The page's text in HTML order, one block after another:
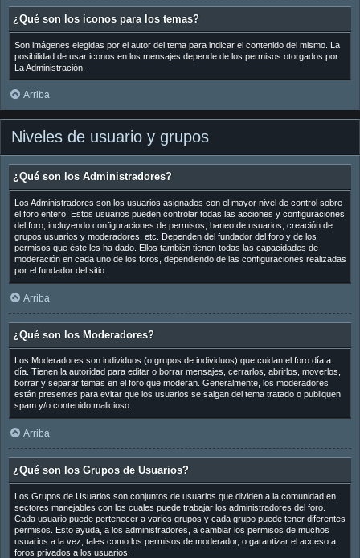
¿Qué son los iconos para los temas?
Son imágenes elegidas por el autor del tema para indicar el contenido del mismo. La
posibilidad de usar iconos en los mensajes depende de los permisos otorgados por
La Administración.
Arriba
Niveles de usuario y grupos
¿Qué son los Administradores?
Los Administradores son los usuarios asignados con el mayor nivel de control sobre
el foro entero. Estos usuarios pueden controlar todas las acciones y configuraciones
del foro, incluyendo configuraciones de permisos, baneo de usuarios, creación de
grupos usuarios y moderadores, etc. Dependen del fundador del foro y de los
permisos que éste les ha dado. Ellos también tienen todas las capacidades de
moderación en cada uno de los foros, dependiendo de las configuraciones realizadas
por el fundador del sitio.
Arriba
¿Qué son los Moderadores?
Los Moderadores son individuos (o grupos de individuos) que cuidan el foro día a
día. Tienen la autoridad para editar o borrar mensajes, cerrarlos, abrirlos, moverlos,
borrar y separar temas en el foro que moderan. Generalmente, los moderadores
están presentes para evitar que los usuarios se salgan del tema tratado o publiquen
spam y/o contenido malicioso.
Arriba
¿Qué son los Grupos de Usuarios?
Los Grupos de Usuarios son conjuntos de usuarios que dividen a la comunidad en
sectores manejables con los cuales puede trabajar los administradores del foro.
Cada usuario puede pertenecer a varios grupos y cada grupo puede tener diferentes
permisos. Esto ayuda, a los administradores, a cambiar los permisos de muchos
usuarios a la vez, tales como los permisos de moderador, o garantizar el acceso a
foros privados a los usuarios.